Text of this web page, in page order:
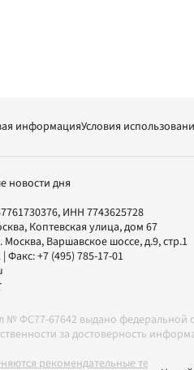
информацияУсловия
новости дня
ИНН 7743625728
Коптевская улица, дом 67
Москва, Варшавское шоссе, д.9, стр.1
| Факс:+7 (495) 785-17-01
№ ФС77-67642 выдано
за достоверность
рекомендательные технологии